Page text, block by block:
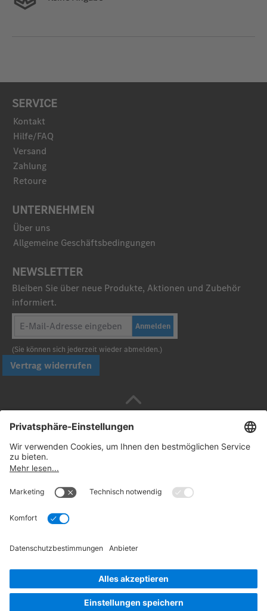
SERVICE
Kontakt
Hilfe/FAQ
Versand
Zahlung
Retoure
UNTERNEHMEN
Über uns
Allgemeine Geschäftsbedingungen
NEWSLETTER
Bleiben Sie über neue Produkte, Aktionen und Zubehör
informiert.
Anmelden
(Sie können sich jederzeit wieder abmelden.)
Vertrag widerrufen
Sicher bezahlen mit
© 2026. Daimler Truck AG. Alle Rechte vorbehalten
Widerrufsbelehrung
Hinweise